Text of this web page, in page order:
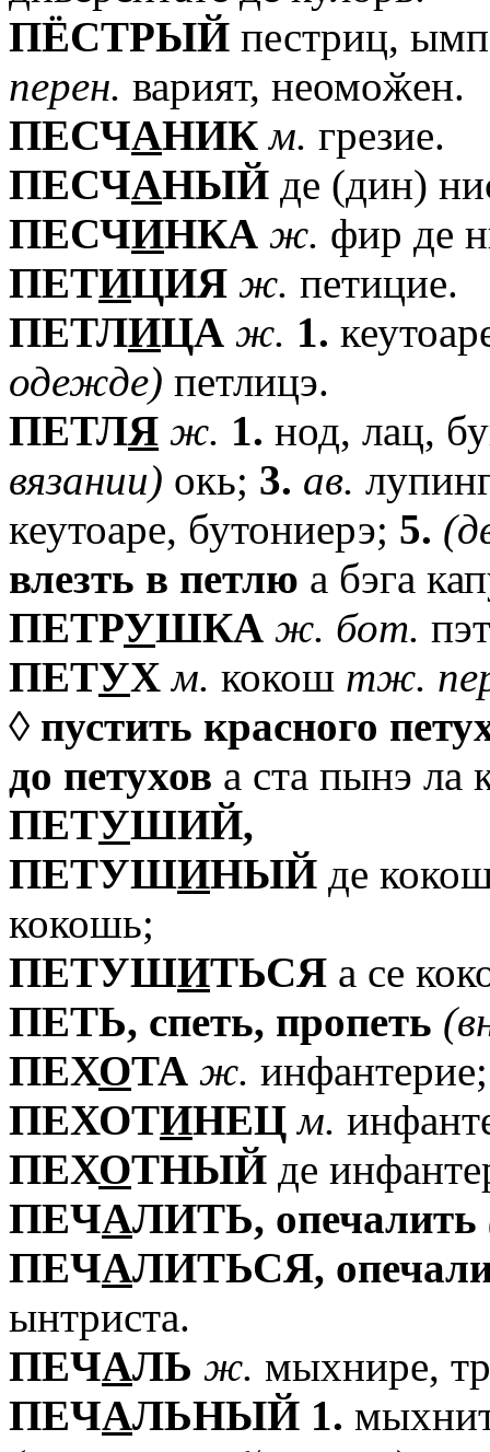
ПЁСТРЫЙ пестриц,
перен. варият, неомоӂен.
ПЕСЧАНИК м. грезие.
ПЕСЧАНЫЙ де (дин)
ПЕСЧИНКА ж. фир де
ПЕТИЦИЯ ж. петицие.
ПЕТЛИЦА ж. 1.
одежде) петлицэ.
ПЕТЛЯ ж. 1. нод, лац,
вязании) окь; 3. ав.
кеутоаре, бутониерэ; 5.
влезть в петлю а бэга
ПЕТРУШКА ж. бот.
ПЕТУХ м. кокош тж.
◊ пустить красного
до петухов а ста пынэ ла
ПЕТУШИЙ,
ПЕТУШИНЫЙ де
кокошь;
ПЕТУШИТЬСЯ а се
ПЕТЬ, спеть, пропеть
ПЕХОТА ж.
ПЕХОТИНЕЦ м.
ПЕХОТНЫЙ де
ПЕЧАЛИТЬ, опечалить
ПЕЧАЛИТЬСЯ,
ынтриста.
ПЕЧАЛЬ ж. мыхнире,
ПЕЧАЛЬНЫЙ 1.